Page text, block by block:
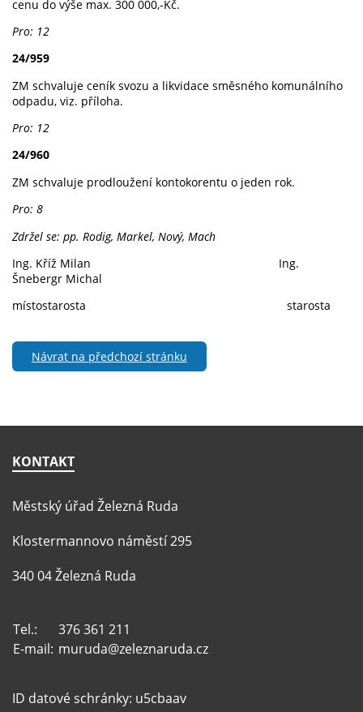
cenu do výše max. 300 000,-Kč.
Pro: 12
24/959
ZM schvaluje ceník svozu a likvidace směsného komunálního
odpadu, viz. příloha.
Pro: 12
24/960
ZM schvaluje prodloužení kontokorentu o jeden rok.
Pro: 8
Zdržel se: pp. Rodig, Markel, Nový, Mach
Ing. Kříž Milan Ing.
Šnebergr Michal
místostarosta starosta
Návrat na předchozí stránku
KONTAKT
Městský úřad Železná Ruda
Klostermannovo náměstí 295
340 04 Železná Ruda
Tel.:
376 361 211
E-mail: muruda@zeleznaruda.cz
ID datové schránky: u5cbaav